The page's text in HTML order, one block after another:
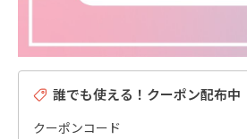
誰でも使える！クーポン配布中
クーポンコード